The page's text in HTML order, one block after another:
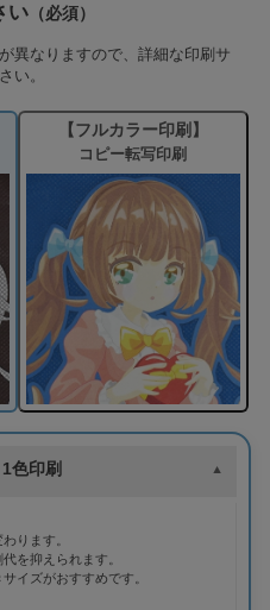
い （必須）
異なりますので、詳細な印刷サ
い。
【フルカラー印刷】
コピー転写印刷
色印刷
ります。
を抑えられます。
イズがおすすめです。